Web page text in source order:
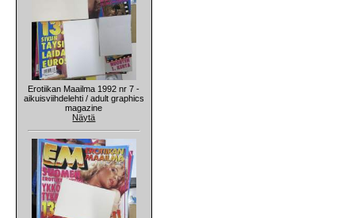
Erotiikan Maailma 1992 nr 7 -
aikuisviihdelehti / adult graphics
magazine
Näytä